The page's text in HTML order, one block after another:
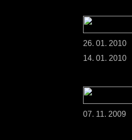
26. 01. 2010
14. 01. 2010
07. 11. 2009